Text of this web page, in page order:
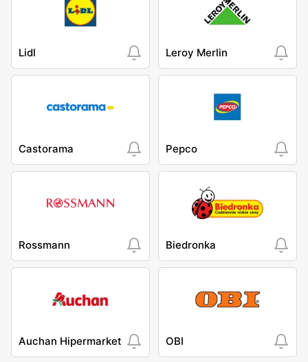
Lidl Leroy Merlin
Castorama Pepco
Rossmann Biedronka
Auchan Hipermarket OBI